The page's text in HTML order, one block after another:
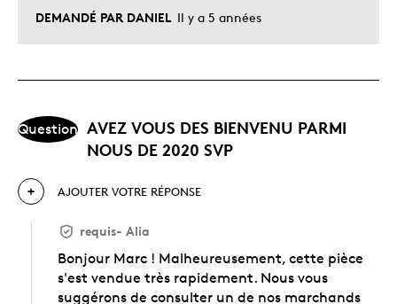
DEMANDÉ PAR DANIEL Il y a 5 années
Question AVEZ VOUS DES BIENVENU PARMI
NOUS DE 2020 SVP
AJOUTER VOTRE RÉPONSE
requis- Alia
Bonjour Marc ! Malheureusement, cette pièce
s'est vendue très rapidement. Nous vous
suggérons de consulter un de nos marchands